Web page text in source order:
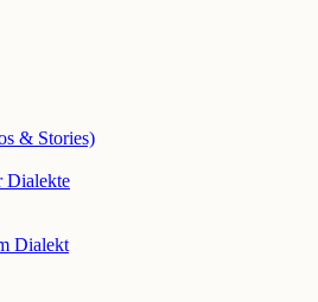
& Stories)
Dialekte
Dialekt